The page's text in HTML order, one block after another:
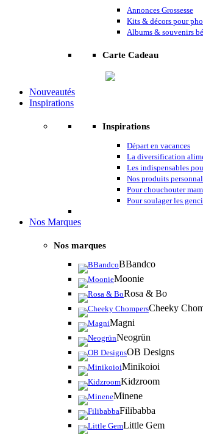
Annonces Grossesse
Kits & décors pour
Albums & souvenirs
Carte Cadeau
Nouveautés
Inspirations
Inspirations
Départ en vacances
La diversification
Les indispensables
Nos produits
Pour chouchouter
Pour soulager les
Nos Marques
Nos marques
BBandco
Moonie
Rosa & Bo
Cheeky
Magni
Neogrün
OB Designs
Minikoioi
Kidzroom
Minene
Filibabba
Little Gem